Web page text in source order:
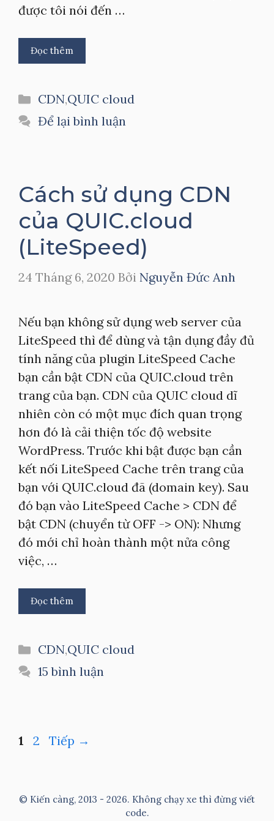
được tôi nói đến …
Đọc thêm
Danh
mục
CDN,QUIC cloud
Để lại bình luận
Cách sử dụng CDN
của QUIC.cloud
(LiteSpeed)
24 Tháng 6, 2020 Bởi Nguyễn Đức Anh
Nếu bạn không sử dụng web server của
LiteSpeed thì để dùng và tận dụng đầy đủ
tính năng của plugin LiteSpeed Cache
bạn cần bật CDN của QUIC.cloud trên
trang của bạn. CDN của QUIC cloud dĩ
nhiên còn có một mục đích quan trọng
hơn đó là cải thiện tốc độ website
WordPress. Trước khi bật được bạn cần
kết nối LiteSpeed Cache trên trang của
bạn với QUIC.cloud đã (domain key). Sau
đó bạn vào LiteSpeed Cache > CDN để
bật CDN (chuyển từ OFF -> ON): Nhưng
đó mới chỉ hoàn thành một nửa công
việc, …
Đọc thêm
Danh
mục
CDN,QUIC cloud
15 bình luận
Trang
1 Trang
2 Tiếp →
© Kiến càng, 2013 - 2026. Không chạy xe thì đừng viết
code.